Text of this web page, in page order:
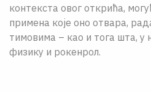
контекста овог открића,
примена које оно отвара,
тимовима – као и тога шта, у
физику и рокенрол.